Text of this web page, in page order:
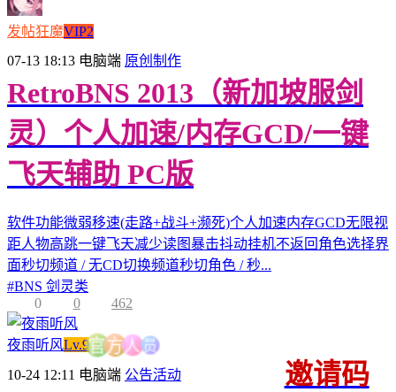
发帖狂魔VIP2
07-13 18:13 电脑端 原创制作
RetroBNS 2013（新加坡服剑
灵）个人加速/内存GCD/一键
飞天辅助 PC版
软件功能微弱移速(走路+战斗+濒死)个人加速内存GCD无限视
距人物高跳一键飞天减少读图暴击抖动挂机不返回角色选择界
面秒切频道 / 无CD切换频道秒切角色 / 秒...
#BNS 剑灵类
0
0 462
夜雨听风Lv.9官 方 人员
10-24 12:11 电脑端 公告活动
邀请码